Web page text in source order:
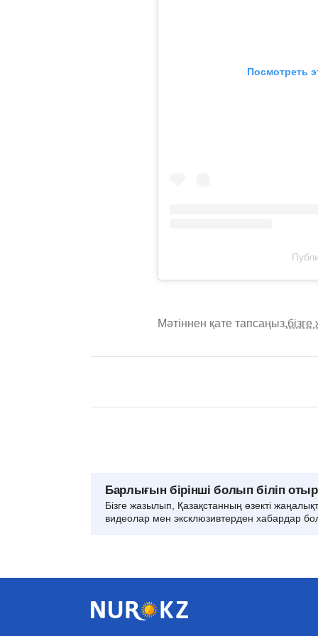
Посмотреть
Мәтіннен қате тапсаңыз,
Барлығын бірінші болып біліп
Бізге жазылып, Қазақстанның өзекті
видеолар мен эксклюзивтерден хабардар